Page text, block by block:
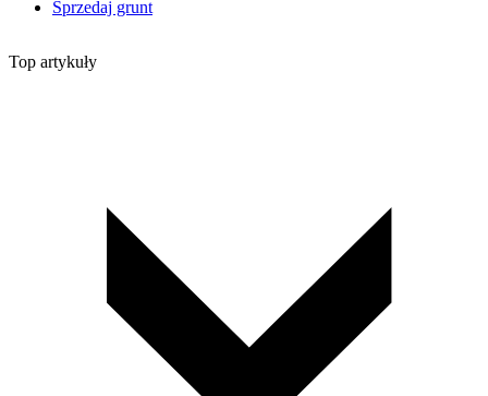
Sprzedaj grunt
Top artykuły